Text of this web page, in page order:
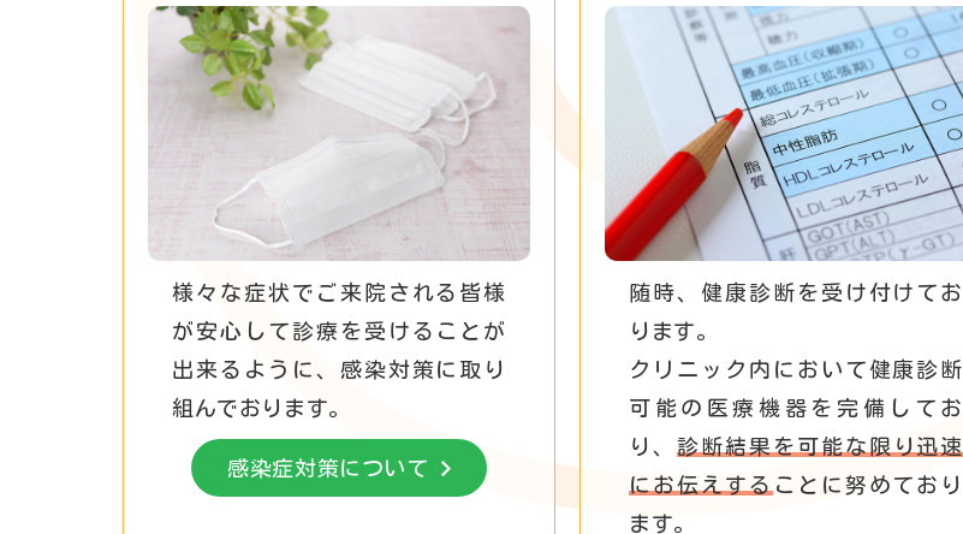
様々な症状でご来院される皆様
が安心して診療を受けることが
出来るように、感染対策に取り
組んでおります。
感染症対策について
随時、健康診断を受け付けてお
ります。
クリニック内において健康診断
可能の医療機器を完備してお
り、 診断結果を可能な限り迅速
にお伝えする ことに努めており
ます。